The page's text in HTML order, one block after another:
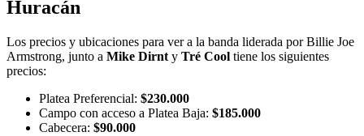
Huracán
Los precios y ubicaciones para ver a la banda liderada por Billie Joe
Armstrong, junto a Mike Dirnt y Tré Cool tiene los siguientes
precios:
Platea Preferencial: $230.000
Campo con acceso a Platea Baja: $185.000
Cabecera: $90.000